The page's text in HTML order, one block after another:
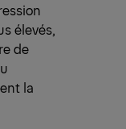
élevés,
de
la